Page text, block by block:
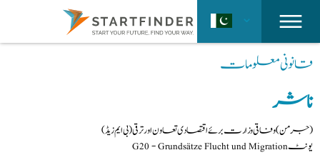
قانونی معلومات
ناشر
(جرمن) وفاقی وزارت برئے اقتصادی تعاون اور ترقی(بی ایم زیڈ)
یونٹ G20 - Grundsätze Flucht und Migration